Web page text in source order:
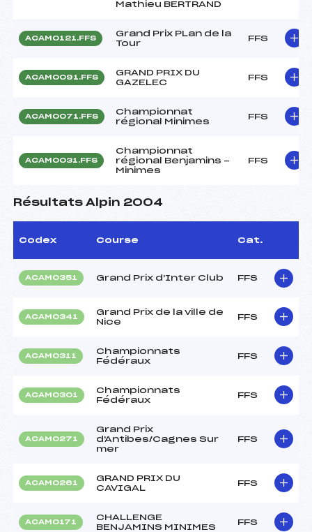
Mathieu BERTRAND
ACAM0121.FFS
Grand Prix PLan de la
Tour
FFS
ACAM0091.FFS
GRAND PRIX DU
GAZELEC
FFS
ACAM0071.FFS
Championnat
régional Minimes
FFS
ACAM0031.FFS
Championnat
régional Benjamins -
Minimes
FFS
Résultats Alpin 2004
Codex Course Cat.
ACAM0351 Grand Prix d'Inter Club FFS
ACAM0341
Grand Prix de la ville de
Nice
FFS
ACAM0311
Championnats
Fédéraux
FFS
ACAM0301
Championnats
Fédéraux
FFS
ACAM0271
Grand Prix
d'Antibes/Cagnes Sur
mer
FFS
ACAM0261
GRAND PRIX DU
CAVIGAL
FFS
ACAM0171
CHALLENGE
BENJAMINS MINIMES
FFS